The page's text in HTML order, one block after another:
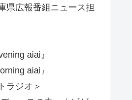
県広報番組ニュース担
aiai』
aiai』
ラジオ＞